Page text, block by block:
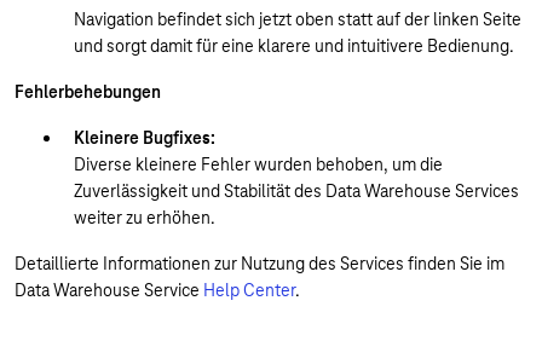
Navigation befindet sich jetzt oben statt auf der linken Seite
und sorgt damit für eine klarere und intuitivere Bedienung.
Fehlerbehebungen
Kleinere Bugfixes:
Diverse kleinere Fehler wurden behoben, um die
Zuverlässigkeit und Stabilität des Data Warehouse Services
weiter zu erhöhen.
Detaillierte Informationen zur Nutzung des Services finden Sie im
Data Warehouse Service Help Center.